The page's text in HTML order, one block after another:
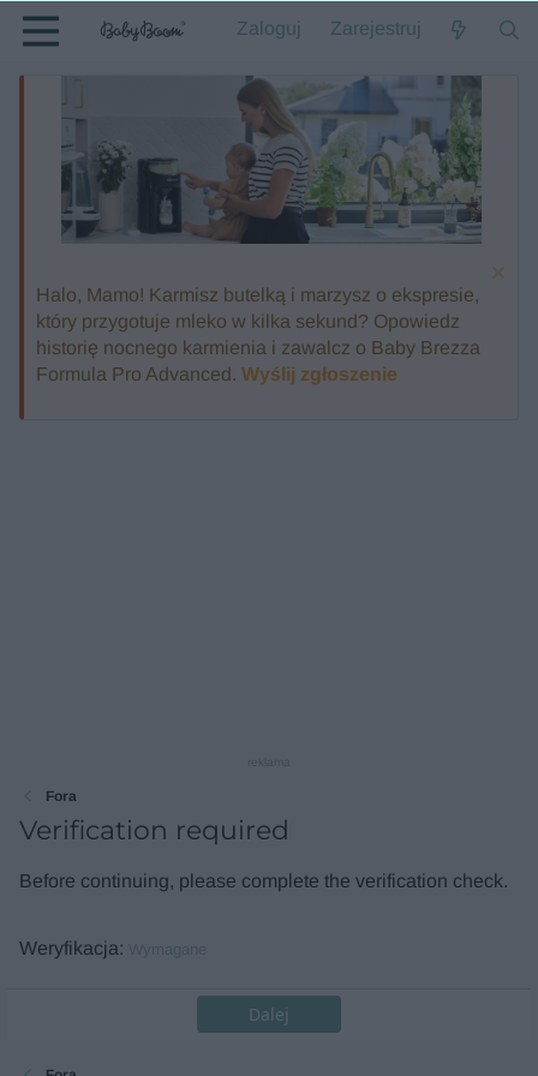
Zaloguj Zarejestruj
Halo, Mamo! Karmisz butelką i marzysz o ekspresie,
który przygotuje mleko w kilka sekund? Opowiedz
historię nocnego karmienia i zawalcz o Baby Brezza
Formula Pro Advanced. Wyślij zgłoszenie
Fora
Verification required
Before continuing, please complete the verification check.
Weryfikacja Wymagane
Dalej